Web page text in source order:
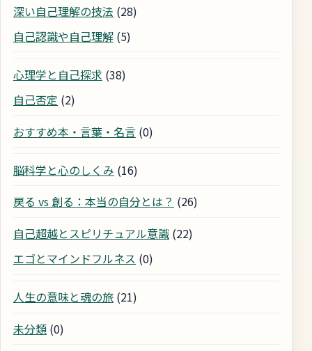
深い自己理解の技法 (28)
自己認識や自己理解 (5)
心理学と自己探求 (38)
自己否定 (2)
おすすめ本・言葉・名言 (0)
脳科学と心のしくみ (16)
戻る vs 創る：本当の自分とは？ (26)
自己超越とスピリチュアル意識 (22)
エゴとマインドフルネス (0)
人生の意味と魂の旅 (21)
未分類 (0)